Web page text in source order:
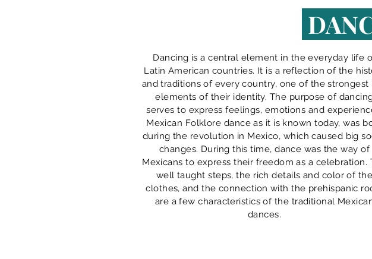
Dancing is a central element in the everyday life
Latin American countries. It is a reflection of the
and traditions of every country, one of the strongest
elements of their identity. The purpose of
serves to express feelings, emotions and
Mexican Folklore dance as it is known today, was
during the revolution in Mexico, which caused big
changes. During this time, dance was the way of
Mexicans to express their freedom as a celebration.
well taught steps, the rich details and color of the
clothes, and the connection with the prehispanic
are a few characteristics of the traditional
dances.